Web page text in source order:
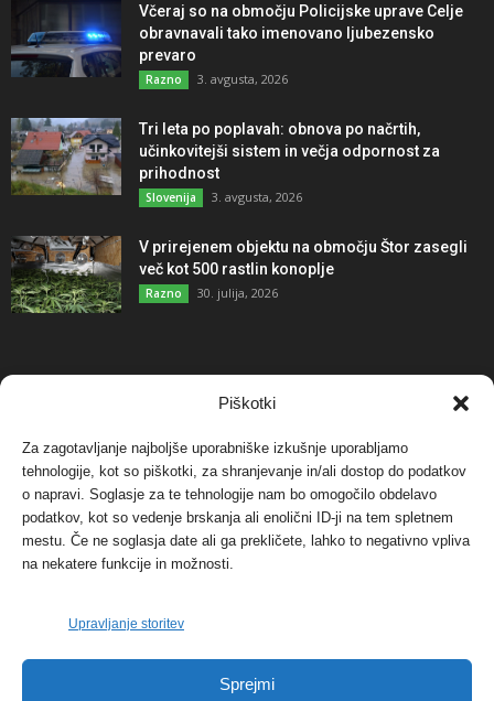
Piškotki
Za zagotavljanje najboljše uporabniške izkušnje uporabljamo
tehnologije, kot so piškotki, za shranjevanje in/ali dostop do podatkov
o napravi. Soglasje za te tehnologije nam bo omogočilo obdelavo
podatkov, kot so vedenje brskanja ali enolični ID-ji na tem spletnem
mestu. Če ne soglasja date ali ga prekličete, lahko to negativno vpliva
na nekatere funkcije in možnosti.
Upravljanje storitev
Sprejmi
Včeraj so na območju Policijske uprave Celje
obravnavali tako imenovano ljubezensko
prevaro
Razno 3. avgusta, 2026
Tri leta po poplavah: obnova po načrtih,
učinkovitejši sistem in večja odpornost za
prihodnost
Slovenija 3. avgusta, 2026
V prirejenem objektu na območju Štor zasegli
več kot 500 rastlin konoplje
Razno 30. julija, 2026
NAJBOLJ KOMENTIRANO
Protest proti vetrnim elektrarnam na Ojstrici, v
svetu pa vedno bolj...
Dogodki 12. maja, 2017
Tožilstvo v Celovcu v korist elektrarnam
Verbund
FOTO: Razstava cvetličarskega mojstra Andreja